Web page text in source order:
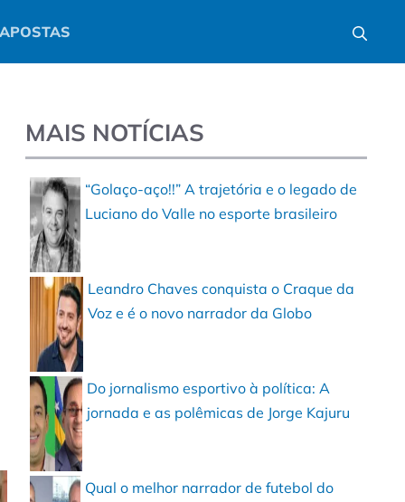
MAIS NOTÍCIAS
“Golaço-aço!!” A trajetória e o legado de
Luciano do Valle no esporte brasileiro
Leandro Chaves conquista o Craque da
Voz e é o novo narrador da Globo
Do jornalismo esportivo à política: A
jornada e as polêmicas de Jorge Kajuru
Qual o melhor narrador de futebol do